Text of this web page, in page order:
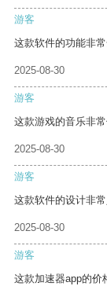
游客
这款软件的功能非
2025-08-30
游客
这款游戏的音乐非
2025-08-30
游客
这款软件的设计非
2025-08-30
游客
这款加速器app的价